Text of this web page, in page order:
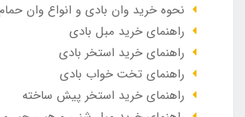
نحوه خرید وان بادی و انواع وان
راهنمای خرید مبل بادی
راهنمای خرید استخر بادی
راهنمای تخت خواب بادی
راهنمای خرید استخر پیش ساخته